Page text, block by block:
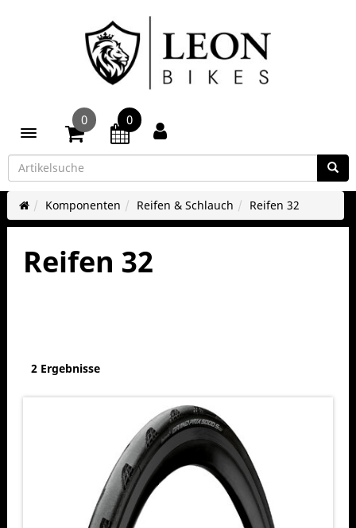
Toggle navigation
0 0
Komponenten Reifen & Schlauch Reifen 32
Reifen 32
2 Ergebnisse